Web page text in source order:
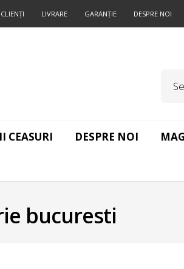
LIVRARE GARANŢIE DESPRE NOI
CEASURI DESPRE NOI
bucuresti